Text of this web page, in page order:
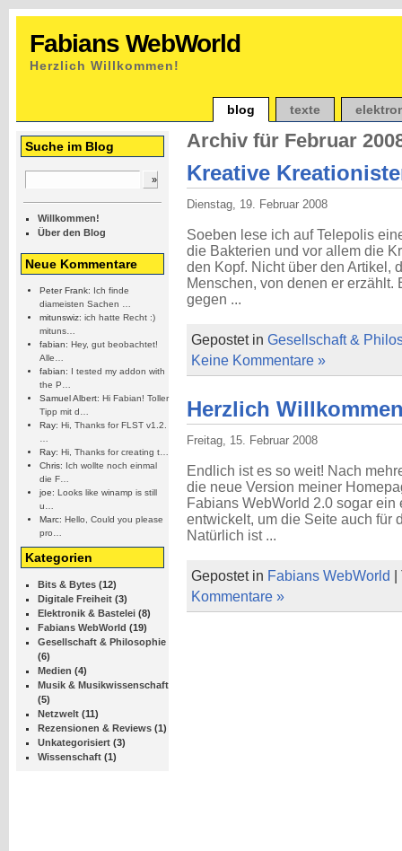
Fabians WebWorld
Herzlich Willkommen!
blog texte
Suche im Blog
Willkommen!
Über den Blog
Neue Kommentare
Peter Frank: Ich finde
diameisten Sachen …
mitunswiz: ich hatte Recht :)
mituns…
fabian: Hey, gut beobachtet!
Alle…
fabian: I tested my addon with
the P…
Samuel Albert: Hi Fabian! Toller
Tipp mit d…
Ray: Hi, Thanks for FLST v1.2.
Ray: Hi, Thanks for creating t…
Chris: Ich wollte noch einmal
die F…
joe: Looks like winamp is still
u…
Marc: Hello, Could you please
pro…
Kategorien
Bits & Bytes(12)
Digitale Freiheit(3)
Elektronik & Bastelei(8)
Fabians WebWorld (19)
Gesellschaft & Philosophie
(6)
Medien (4)
Musik & Musikwissenschaft
(5)
Netzwelt(11)
Rezensionen & Reviews(1)
Unkategorisiert(3)
Wissenschaft(1)
Archiv für Februar
Kreative
Dienstag, 19. Februar 2008
Soeben lese ich auf Telepolis
die Bakterien und vor allem die
den Kopf. Nicht über den Artikel,
Menschen, von denen er
gegen ...
Gepostet in Gesellschaft &
Keine Kommentare »
Herzlich
Freitag, 15. Februar 2008
Endlich ist es so weit! Nach
die neue Version meiner
Fabians WebWorld 2.0 sogar
entwickelt, um die Seite auch für
Natürlich ist ...
Gepostet in Fabians WebWorld
Kommentare »